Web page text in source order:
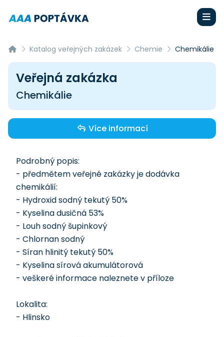
Katalog veřejných zakázek Chemie Chemikálie
Veřejná zakázka
Chemikálie
Více informací
Podrobný popis:
- předmětem veřejné zakázky je dodávka
chemikálií:
- Hydroxid sodný tekutý 50%
- Kyselina dusičná 53%
- Louh sodný šupinkový
- Chlornan sodný
- Síran hlinitý tekutý 50%
- Kyselina sírová akumulátorová
- veškeré informace naleznete v příloze
Lokalita:
- Hlinsko